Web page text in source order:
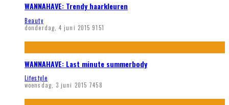
WANNAHAVE: Trendy haarkleuren
Beauty
donderdag, 4 juni 2015 9151
WANNAHAVE: Last minute summerbody
Lifestyle
woensdag, 3 juni 2015 7458